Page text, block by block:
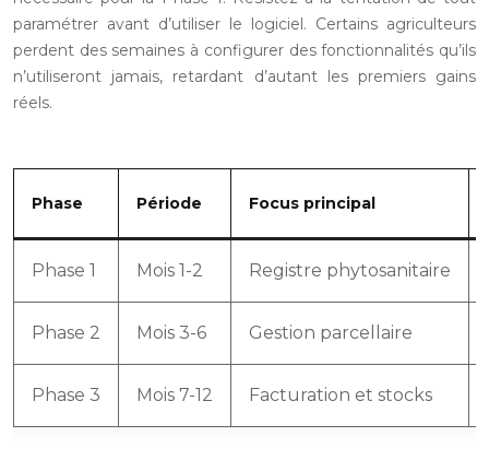
paramétrer avant d’utiliser le logiciel. Certains agriculteurs
perdent des semaines à configurer des fonctionnalités qu’ils
n’utiliseront jamais, retardant d’autant les premiers gains
réels.
Phase Période Focus principal
Phase 1 Mois 1-2 Registre phytosanitaire
Phase 2 Mois 3-6 Gestion parcellaire
Phase 3 Mois 7-12 Facturation et stocks